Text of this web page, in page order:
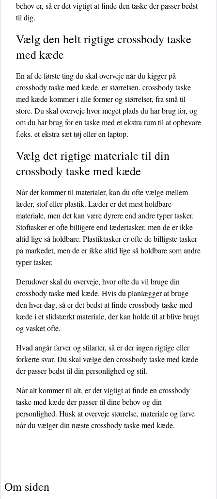
behov er, så er det vigtigt at finde den taske der passer bedst
til dig.
Vælg den helt rigtige crossbody taske
med kæde
En af de første ting du skal overveje når du kigger på
crossbody taske med kæde, er størrelsen. crossbody taske
med kæde kommer i alle former og størrelser, fra små til
store. Du skal overveje hvor meget plads du har brug for, og
om du har brug for en taske med et ekstra rum til at opbevare
f.eks. et ekstra sæt tøj eller en laptop.
Vælg det rigtige materiale til din
crossbody taske med kæde
Når det kommer til materialer, kan du ofte vælge mellem
læder, stof eller plastik. Læder er det mest holdbare
materiale, men det kan være dyrere end andre typer tasker.
Stoftasker er ofte billigere end lædertasker, men de er ikke
altid lige så holdbare. Plastiktasker er ofte de billigste tasker
på markedet, men de er ikke altid lige så holdbare som andre
typer tasker.
Derudover skal du overveje, hvor ofte du vil bruge din
crossbody taske med kæde. Hvis du planlægger at bruge
den hver dag, så er det bedst at finde crossbody taske med
kæde i et slidstærkt materiale, der kan holde til at blive brugt
og vasket ofte.
Hvad angår farver og stilarter, så er der ingen rigtige eller
forkerte svar. Du skal vælge den crossbody taske med kæde
der passer bedst til din personlighed og stil.
Når alt kommer til alt, er det vigtigt at finde en crossbody
taske med kæde der passer til dine behov og din
personlighed. Husk at overveje størrelse, materiale og farve
når du vælger din næste crossbody taske med kæde.
Om siden